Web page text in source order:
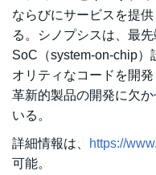
ならびにサービスを提
る。シノプシスは、最
SoC（system-on-chip）
オリティなコードを開
革新的製品の開発に欠
いる。
詳細情報は、 https://
可能。